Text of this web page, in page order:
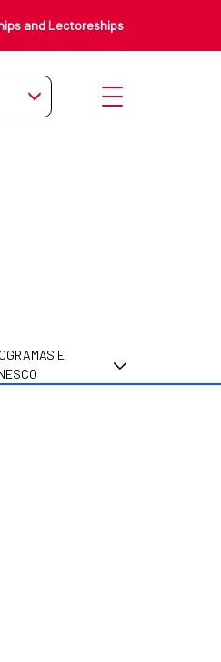
and Lectoreships
Open menu
E